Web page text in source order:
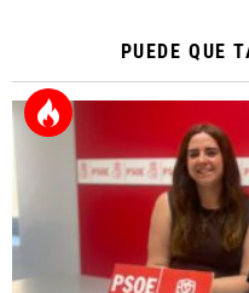
PUEDE QUE